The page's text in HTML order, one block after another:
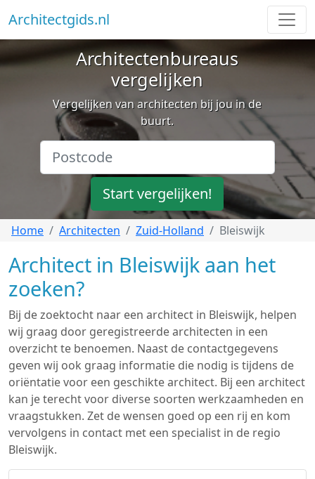
Architectgids.nl
Architectenbureaus
vergelijken
Vergelijken van architecten bij jou in de
buurt.
Start vergelijken!
Home Architecten Zuid-Holland Bleiswijk
Architect in Bleiswijk aan het
zoeken?
Bij de zoektocht naar een architect in Bleiswijk, helpen
wij graag door geregistreerde architecten in een
overzicht te benoemen. Naast de contactgegevens
geven wij ook graag informatie die nodig is tijdens de
oriëntatie voor een geschikte architect. Bij een architect
kan je terecht voor diverse soorten werkzaamheden en
vraagstukken. Zet de wensen goed op een rij en kom
vervolgens in contact met een specialist in de regio
Bleiswijk.